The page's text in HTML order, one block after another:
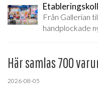
Från Gallerian
handplockade
Här samlas 700
2026-08-05